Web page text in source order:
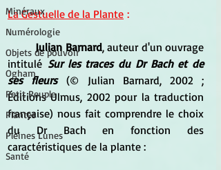
Minéraux
Numérologie
Objets de pouvoir
Ogham
Petit Peuple
Plantes
Pleines Lunes
Santé
La Gestuelle de la Plante :
Julian Barnard, auteur d'un ouvrage
intitulé Sur les traces du Dr Bach et de
ses fleurs
(© Julian Barnard, 2002 ;
Éditions Ulmus, 2002 pour la traduction
française) nous fait comprendre le choix
du Dr Bach en fonction des
caractéristiques de la plante :